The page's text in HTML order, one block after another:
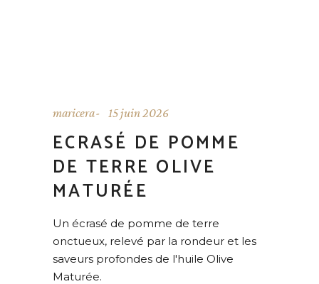
maricera 15 juin 2026
ECRASÉ DE POMME
DE TERRE OLIVE
MATURÉE
Un écrasé de pomme de terre
onctueux, relevé par la rondeur et les
saveurs profondes de l'huile Olive
Maturée.